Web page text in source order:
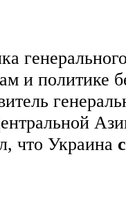
и политике
что Украина